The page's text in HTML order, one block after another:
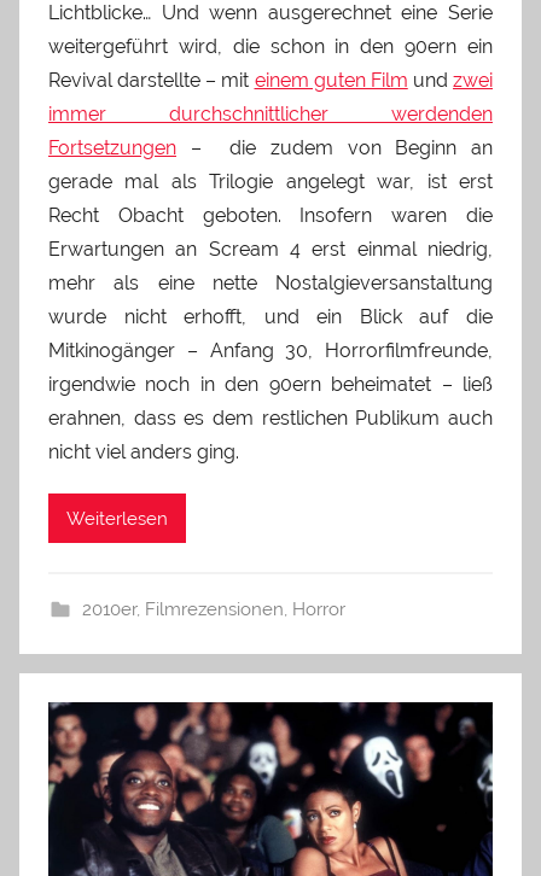
Lichtblicke… Und wenn ausgerechnet eine Serie
weitergeführt wird, die schon in den 90ern ein
Revival darstellte – mit einem guten Film und zwei
immer durchschnittlicher werdenden
Fortsetzungen – die zudem von Beginn an
gerade mal als Trilogie angelegt war, ist erst
Recht Obacht geboten. Insofern waren die
Erwartungen an Scream 4 erst einmal niedrig,
mehr als eine nette Nostalgieversanstaltung
wurde nicht erhofft, und ein Blick auf die
Mitkinogänger – Anfang 30, Horrorfilmfreunde,
irgendwie noch in den 90ern beheimatet – ließ
erahnen, dass es dem restlichen Publikum auch
nicht viel anders ging.
Weiterlesen
2010er, Filmrezensionen, Horror